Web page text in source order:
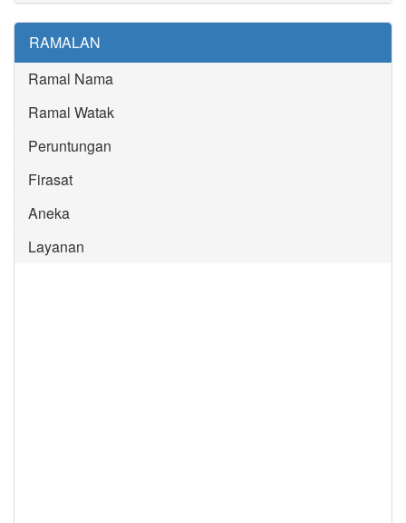
RAMALAN
Ramal Nama
Ramal Watak
Peruntungan
Firasat
Aneka
Layanan